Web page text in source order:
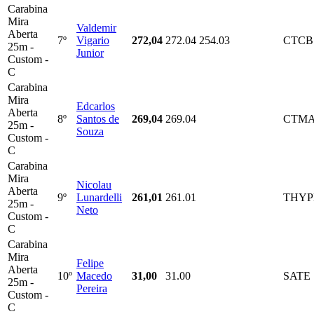
Carabina
Mira
Aberta
25m -
Custom -
C
7º
Valdemir
Vigario
Junior
272,04 272.04 254.03 CTCB
Carabina
Mira
Aberta
25m -
Custom -
C
8º
Edcarlos
Santos de
Souza
269,04 269.04
Carabina
Mira
Aberta
25m -
Custom -
C
9º
Nicolau
Lunardelli
Neto
261,01 261.01
Carabina
Mira
Aberta
25m -
Custom -
C
10º
Felipe
Macedo
Pereira
31,00 31.00 SATE